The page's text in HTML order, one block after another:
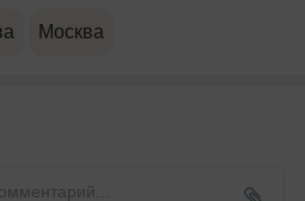
Москва